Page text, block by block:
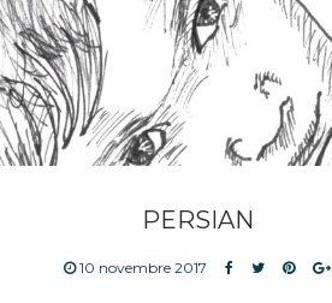
PERSIAN
10 novembre 2017